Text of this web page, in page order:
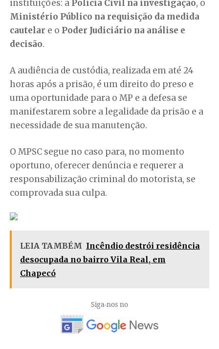
instituições: a Polícia Civil na investigação, o
Ministério Público na requisição da medida
cautelar e o Poder Judiciário na análise e
decisão.
A audiência de custódia, realizada em até 24
horas após a prisão, é um direito do preso e
uma oportunidade para o MP e a defesa se
manifestarem sobre a legalidade da prisão e a
necessidade de sua manutenção.
O MPSC segue no caso para, no momento
oportuno, oferecer denúncia e requerer a
responsabilização criminal do motorista, se
comprovada sua culpa.
LEIA TAMBÉM Incêndio destrói residência
desocupada no bairro Vila Real, em
Chapecó
Siga-nos no